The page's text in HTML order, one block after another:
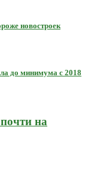
новостроек
до минимума с 2018
на